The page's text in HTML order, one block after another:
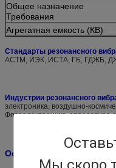
Общее назначение
Требования
Агрегатная емкость (КВ)
Стандарты резонансного
АСТМ, ИЭК, ИСТА, ГБ, ГДЖБ,
Индустрии резонансного
электроника, воздушно-
Фотоелектроникс, аппаратура
Особенности